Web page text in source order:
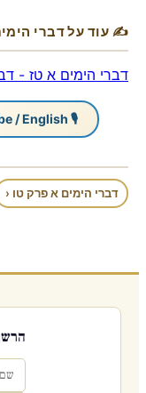
✍ עוד על דברי
דברי הימים א טז -
🎙 Subscribe / English
דברי הימים א פרק טו ‹